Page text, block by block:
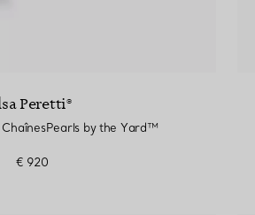
Peretti®
ChaînesPearls by the Yard™
€ 920